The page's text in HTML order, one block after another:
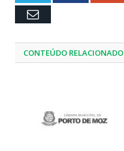
Email
CONTEÚDO RELACIONADO